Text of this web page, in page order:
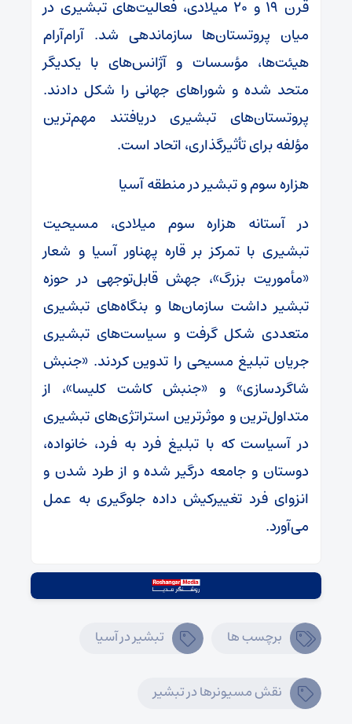
قرن ۱۹ و ۲۰ میلادی، فعالیت‌های تبشیری در
میان پروتستان‌ها سازماندهی شد. آرام‌آرام
هیئت‌ها، مؤسسات و آژانس‌های با یکدیگر
متحد شده و شوراهای جهانی را شکل دادند.
پروتستان‌های تبشیری دریافتند مهم‌ترین
مؤلفه برای تأثیرگذاری، اتحاد است.
هزاره سوم و تبشیر در منطقه آسیا
در آستانه هزاره سوم میلادی، مسیحیت
تبشیری با تمرکز بر قاره پهناور آسیا و شعار
«مأموریت بزرگ»، جهش قابل‌توجهی در حوزه
تبشیر داشت سازمان‌ها و بنگاه‌های تبشیری
متعددی شکل گرفت و سیاست‌های تبشیری
جریان تبلیغ مسیحی را تدوین کردند. «جنبش
شاگردسازی» و «جنبش کاشت کلیسا»، از
متداول‌ترین و موثرترین استراتژی‌های تبشیری
در آسیاست که با تبلیغ فرد به فرد، خانواده،
دوستان و جامعه درگیر شده و از طرد شدن و
انزوای فرد تغییرکیش داده جلوگیری به عمل
می‌آورد.
برچسب ها تبشیر در آسیا
نقش مسیونرها در تبشیر